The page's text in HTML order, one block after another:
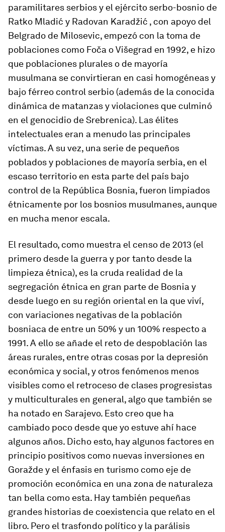
paramilitares serbios y el ejército serbo-bosnio de
Ratko Mladić y Radovan Karadžić , con apoyo del
Belgrado de Milosevic, empezó con la toma de
poblaciones como Foča o Višegrad en 1992, e hizo
que poblaciones plurales o de mayoría
musulmana se convirtieran en casi homogéneas y
bajo férreo control serbio (además de la conocida
dinámica de matanzas y violaciones que culminó
en el genocidio de Srebrenica). Las élites
intelectuales eran a menudo las principales
víctimas. A su vez, una serie de pequeños
poblados y poblaciones de mayoría serbia, en el
escaso territorio en esta parte del país bajo
control de la República Bosnia, fueron limpiados
étnicamente por los bosnios musulmanes, aunque
en mucha menor escala.
El resultado, como muestra el censo de 2013 (el
primero desde la guerra y por tanto desde la
limpieza étnica), es la cruda realidad de la
segregación étnica en gran parte de Bosnia y
desde luego en su región oriental en la que viví,
con variaciones negativas de la población
bosniaca de entre un 50% y un 100% respecto a
1991. A ello se añade el reto de despoblación las
áreas rurales, entre otras cosas por la depresión
económica y social, y otros fenómenos menos
visibles como el retroceso de clases progresistas
y multiculturales en general, algo que también se
ha notado en Sarajevo. Esto creo que ha
cambiado poco desde que yo estuve ahí hace
algunos años. Dicho esto, hay algunos factores en
principio positivos como nuevas inversiones en
Goražde y el énfasis en turismo como eje de
promoción económica en una zona de naturaleza
tan bella como esta. Hay también pequeñas
grandes historias de coexistencia que relato en el
libro. Pero el trasfondo político y la parálisis